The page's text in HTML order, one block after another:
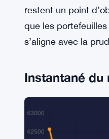
restent un point
que les
s’aligne avec la
Instantané du